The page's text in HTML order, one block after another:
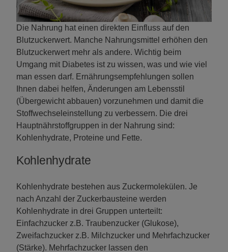
Die Nahrung hat einen direkten Einfluss auf den
Blutzuckerwert. Manche Nahrungsmittel erhöhen den
Blutzuckerwert mehr als andere. Wichtig beim
Umgang mit Diabetes ist zu wissen, was und wie viel
man essen darf. Ernährungsempfehlungen sollen
Ihnen dabei helfen, Änderungen am Lebensstil
(Übergewicht abbauen) vorzunehmen und damit die
Stoffwechseleinstellung zu verbessern. Die drei
Hauptnährstoffgruppen in der Nahrung sind:
Kohlenhydrate, Proteine und Fette.
Kohlenhydrate
Kohlenhydrate bestehen aus Zuckermolekülen. Je
nach Anzahl der Zuckerbausteine werden
Kohlenhydrate in drei Gruppen unterteilt:
Einfachzucker z.B. Traubenzucker (Glukose),
Zweifachzucker z.B. Milchzucker und Mehrfachzucker
(Stärke). Mehrfachzucker lassen den